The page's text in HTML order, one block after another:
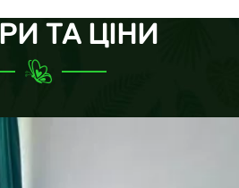
ТА ЦІНИ